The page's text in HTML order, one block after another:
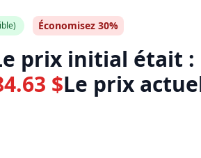
Économisez 30%
prix initial était :
$Le prix